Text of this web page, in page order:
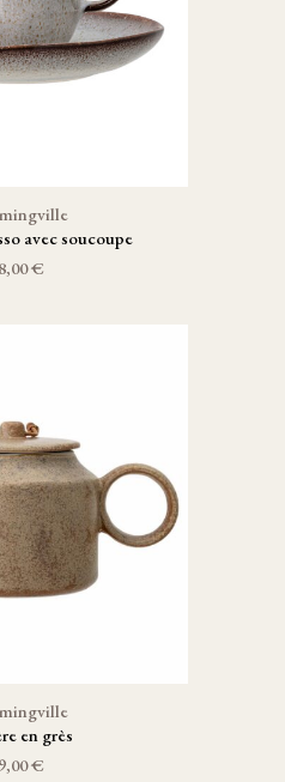
avec soucoupe
€
en grès
€